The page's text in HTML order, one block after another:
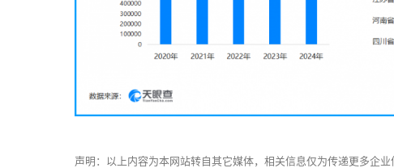
声明：以上内容为本网站转自其它媒体，相关信息仅为传递更多企